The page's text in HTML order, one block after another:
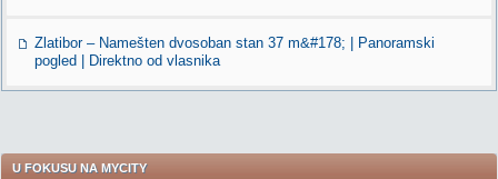
Zlatibor – Namešten dvosoban stan 37 m&#178; | Panoramski
pogled | Direktno od vlasnika
U FOKUSU NA MYCITY